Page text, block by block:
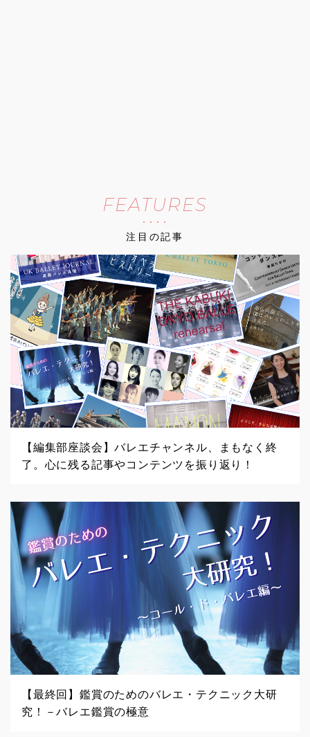
FEATURES
注目の記事
【編集部座談会】バレエチャンネル、まもなく終
了。心に残る記事やコンテンツを振り返り！
【最終回】鑑賞のためのバレエ・テクニック大研
究！－バレエ鑑賞の極意